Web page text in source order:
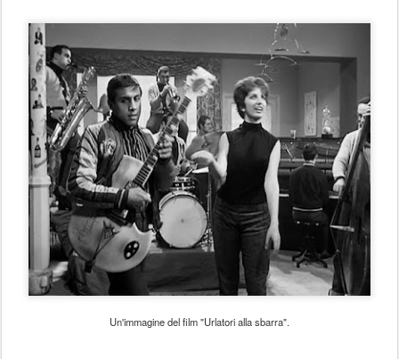
Un'immagine del film "Urlatori alla sbarra".